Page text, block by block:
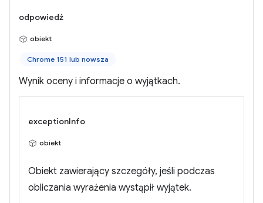
odpowiedź
obiekt
Chrome 151 lub nowsza
Wynik oceny i informacje o wyjątkach.
exceptionInfo
obiekt
Obiekt zawierający szczegóły, jeśli podczas
obliczania wyrażenia wystąpił wyjątek.